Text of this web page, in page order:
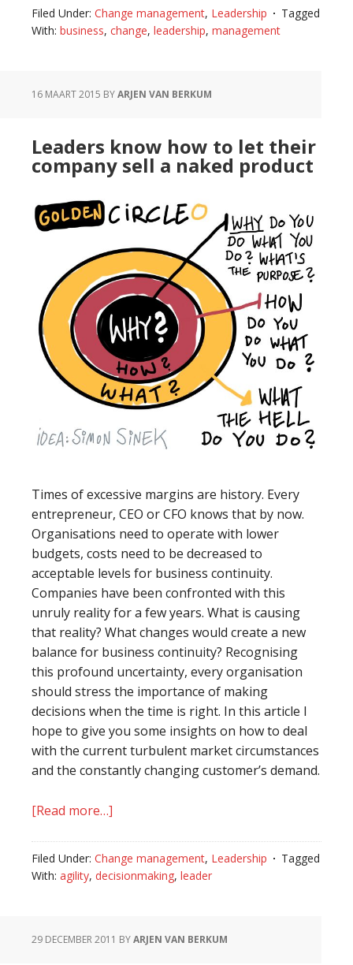
change
within
Filed Under: Change management, Leadership
Tagged
With: business, change, leadership, management
16 MAART 2015 BYARJEN VAN BERKUM
Leaders know how to let their
company sell a naked product
Times of excessive margins are history. Every
entrepreneur, CEO or CFO knows that by now.
Organisations need to operate with lower
budgets, costs need to be decreased to
acceptable levels for business continuity.
Companies have been confronted with this
unruly reality for a few years. What is causing
that reality? What changes would create a new
balance for business continuity? Recognising
this profound uncertainty, every organisation
should stress the importance of making
decisions when the time is right. In this article I
hope to give you some insights on how to deal
with the current turbulent market circumstances
and the constantly changing customer’s demand.
[Read more…]
how
company
Filed Under: Change management, Leadership
Tagged
With: agility, decisionmaking, leader
29 DECEMBER 2011 BYARJEN VAN BERKUM